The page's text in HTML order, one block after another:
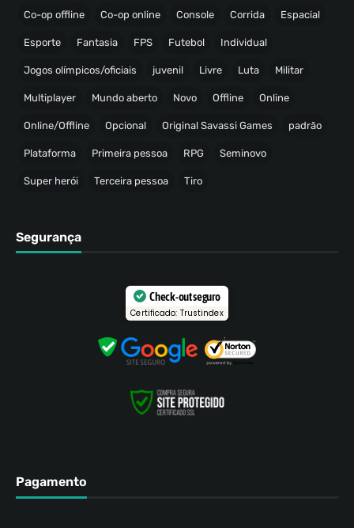
Co-op offline Co-op online Console Corrida Espacial
Esporte Fantasia FPS Futebol Individual
Jogos olímpicos/oficiais juvenil Livre Luta Militar
Multiplayer Mundo aberto Novo Offline Online
Online/Offline Opcional Original Savassi Games padrão
Plataforma Primeira pessoa RPG Seminovo
Super herói Terceira pessoa Tiro
Segurança
Check-out seguro
Certificado: Trustindex
Pagamento